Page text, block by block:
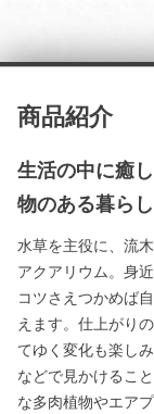
商品紹介
生活の中に癒
物のある暮らし
水草を主役に、流
アクアリウム。身
コツさえつかめば
えます。仕上がり
てゆく変化も楽し
などで見かけるこ
な多肉植物やエア